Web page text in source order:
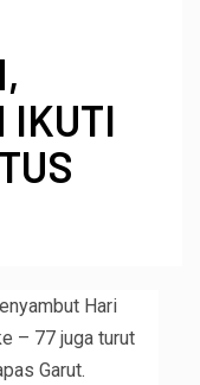
IKUTI
Hari
– 77 juga turut
Garut.